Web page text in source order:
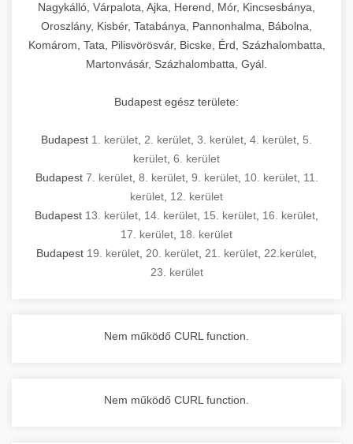
Nagykálló, Várpalota, Ajka, Herend, Mór, Kincsesbánya,
Oroszlány, Kisbér, Tatabánya, Pannonhalma, Bábolna,
Komárom, Tata, Pilisvörösvár, Bicske, Érd, Százhalombatta,
Martonvásár, Százhalombatta, Gyál.
Budapest egész területe:
Budapest 1. kerület 2. kerület 3. kerület 4. kerület 5.
kerület 6. kerület
Budapest 7. kerület, 8. kerület, 9. kerület, 10. kerület, 11.
kerület 12. kerület
Budapest 13. kerület 14. kerület 15. kerület 16. kerület
17. kerület 18. kerület
Budapest 19. kerület 20. kerület 21. kerület 22.kerület
23. kerület
Nem működő CURL function.
Nem működő CURL function.